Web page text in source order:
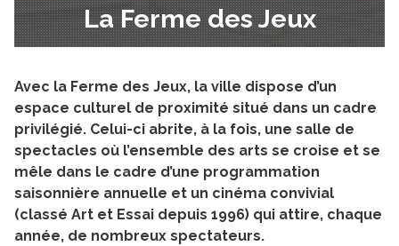
La Ferme des Jeux
Avec la Ferme des Jeux, la ville dispose d’un
espace culturel de proximité situé dans un cadre
privilégié. Celui-ci abrite, à la fois, une salle de
spectacles où l’ensemble des arts se croise et se
mêle dans le cadre d’une programmation
saisonnière annuelle et un cinéma convivial
(classé Art et Essai depuis 1996) qui attire, chaque
année, de nombreux spectateurs.